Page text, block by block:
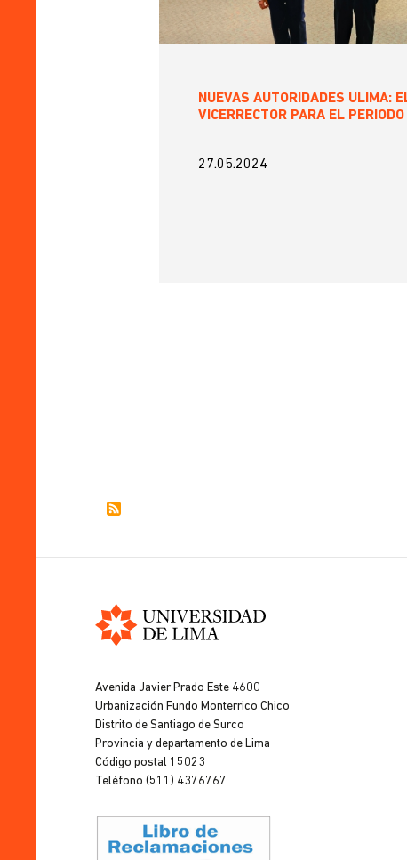
NUEVAS AUTORIDADES ULIMA:
VICERRECTOR PARA EL
27.05.2024
Lima
Avenida Javier Prado Este 4600
Urbanización Fundo Monterrico Chico
Distrito de Santiago de Surco
Provincia y departamento de Lima
Código postal 15023
Teléfono (511) 4376767